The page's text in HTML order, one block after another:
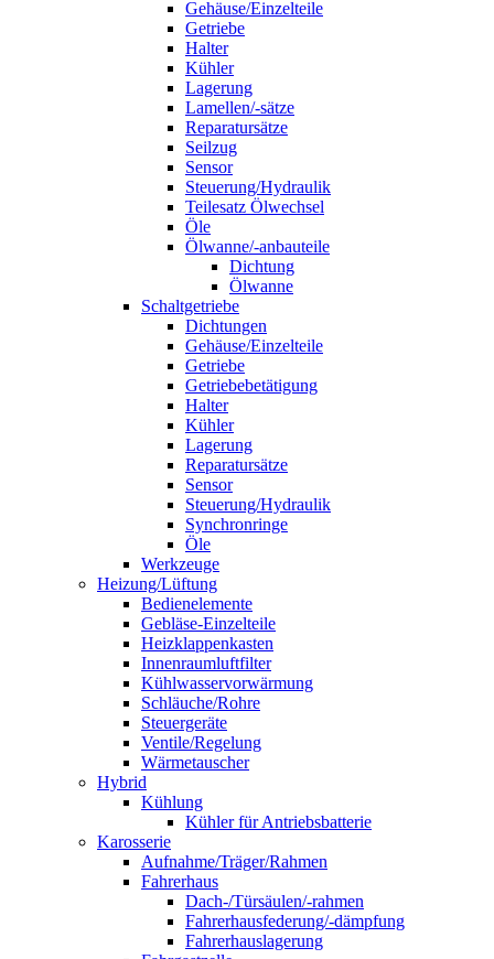
Gehäuse/Einzelteile
Getriebe
Halter
Kühler
Lagerung
Lamellen/-sätze
Reparatursätze
Seilzug
Sensor
Steuerung/Hydraulik
Teilesatz Ölwechsel
Öle
Ölwanne/-anbauteile
Dichtung
Ölwanne
Schaltgetriebe
Dichtungen
Gehäuse/Einzelteile
Getriebe
Getriebebetätigung
Halter
Kühler
Lagerung
Reparatursätze
Sensor
Steuerung/Hydraulik
Synchronringe
Öle
Werkzeuge
Heizung/Lüftung
Bedienelemente
Gebläse-Einzelteile
Heizklappenkasten
Innenraumluftfilter
Kühlwasservorwärmung
Schläuche/Rohre
Steuergeräte
Ventile/Regelung
Wärmetauscher
Hybrid
Kühlung
Kühler für Antriebsbatterie
Karosserie
Aufnahme/Träger/Rahmen
Fahrerhaus
Dach-/Türsäulen/-rahmen
Fahrerhausfederung/-dämpfung
Fahrerhauslagerung